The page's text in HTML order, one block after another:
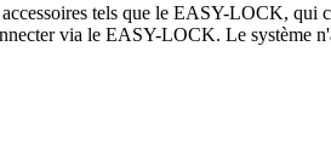
tels que le EASY-LOCK,
via le EASY-LOCK. Le système